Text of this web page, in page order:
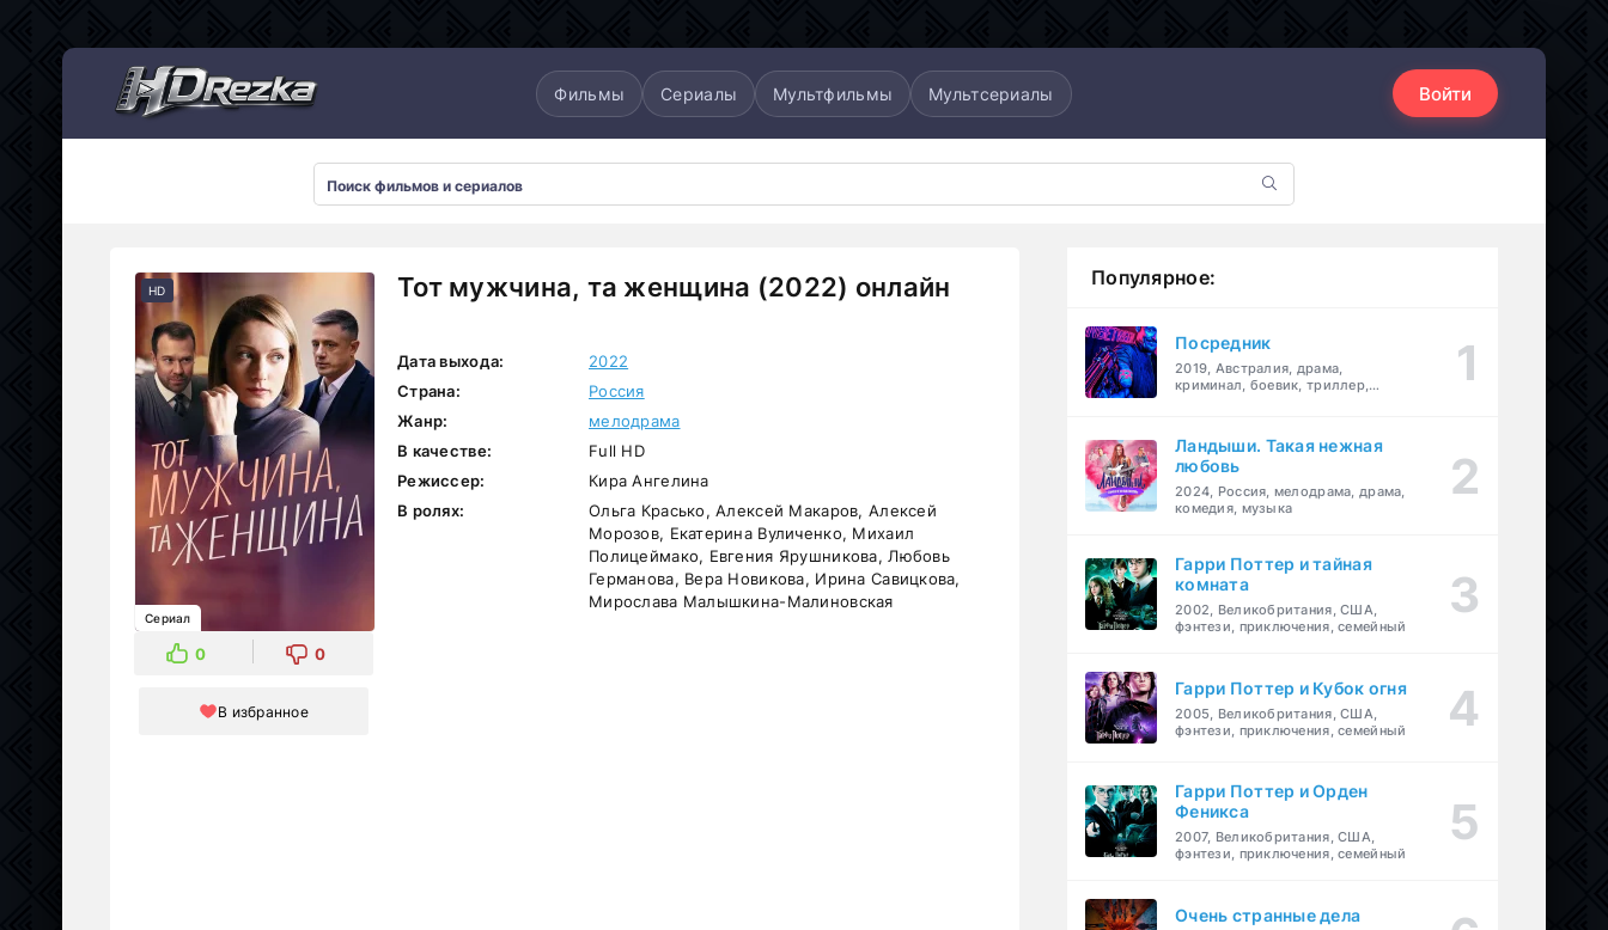
Фильмы Сериалы Мультфильмы Мультсериалы Войти
Тот мужчина, та женщина (2022) онлайн
HD
Сериал
0 0
В избранное
Дата выхода:
2022
Страна:
Россия
Жанр:
мелодрама
В качестве:
Full HD
Режиссер:
Кира Ангелина
В ролях:
Ольга Красько, Алексей Макаров, Алексей
Морозов, Екатерина Вуличенко, Михаил
Полицеймако, Евгения Ярушникова, Любовь
Германова, Вера Новикова, Ирина Савицкова,
Мирослава Малышкина-Малиновская
Популярное:
Посредник
2019, Австралия, драма,
криминал, боевик, триллер,
Ландыши. Такая нежная
любовь
2024, Россия, мелодрама, драма,
комедия, музыка
Гарри Поттер и тайная
комната
2002, Великобритания, США,
фэнтези, приключения, семейный
Гарри Поттер и Кубок огня
2005, Великобритания, США,
фэнтези, приключения, семейный
Гарри Поттер и Орден
Феникса
2007, Великобритания, США,
фэнтези, приключения, семейный
Очень странные дела
Мультсериалы